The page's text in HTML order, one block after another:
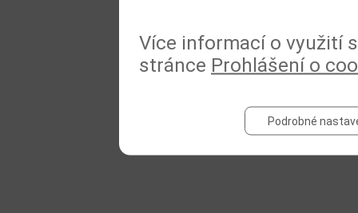
Více informací o využití
stránce Prohlášení o
Podrobné